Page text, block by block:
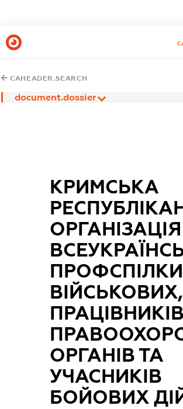
CAHEADER.SEARCH
document.dossier
КРИМСЬКА
ОРГАНІЗАЦІЯ
ПРОФСПІЛКИ
ВІЙСЬКОВИХ,
ПРАЦІВНИКІВ
ОРГАНІВ ТА
УЧАСНИКІВ
БОЙОВИХ